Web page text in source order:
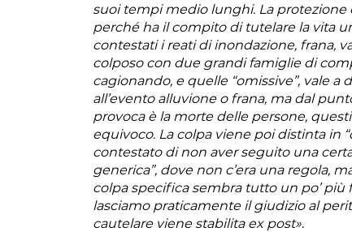
suoi tempi medio lunghi. La
perché ha il compito di tutelare la vita
contestati i reati di inondazione, frana,
colposo con due grandi famiglie di
cagionando, e quelle “omissive”, vale a
all’evento alluvione o frana, ma dal
provoca è la morte delle persone,
equivoco. La colpa viene poi distinta in
contestato di non aver seguito una
generica”, dove non c’era una regola,
colpa specifica sembra tutto un po’
lasciamo praticamente il giudizio al
cautelare viene stabilita ex post».